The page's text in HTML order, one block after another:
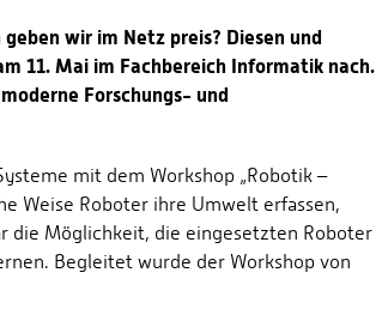
wir im Netz preis? Diesen und
11. Mai im Fachbereich Informatik nach.
Forschungs- und
mit dem Workshop „Robotik –
Weise Roboter ihre Umwelt erfassen,
die Möglichkeit, die eingesetzten Roboter
Begleitet wurde der Workshop von